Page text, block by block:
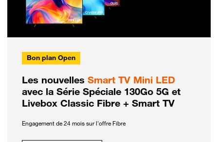
Bon plan Open
Les nouvelles Smart TV Mini LED
avec la Série Spéciale 130Go 5G et
Livebox Classic Fibre + Smart TV
Engagement de 24 mois sur l'offre Fibre